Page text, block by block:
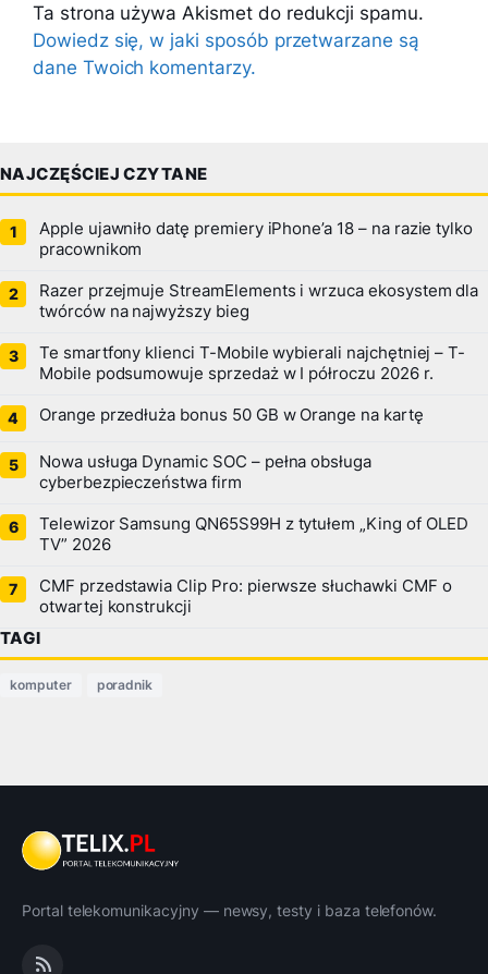
Ta strona używa Akismet do redukcji spamu.
Dowiedz się, w jaki sposób przetwarzane są
dane Twoich komentarzy.
NAJCZĘŚCIEJ CZYTANE
Apple ujawniło datę premiery iPhone’a 18 – na razie tylko
pracownikom
Razer przejmuje StreamElements i wrzuca ekosystem dla
twórców na najwyższy bieg
Te smartfony klienci T-Mobile wybierali najchętniej – T-
Mobile podsumowuje sprzedaż w I półroczu 2026 r.
Orange przedłuża bonus 50 GB w Orange na kartę
Nowa usługa Dynamic SOC – pełna obsługa
cyberbezpieczeństwa firm
Telewizor Samsung QN65S99H z tytułem „King of OLED
TV” 2026
CMF przedstawia Clip Pro: pierwsze słuchawki CMF o
otwartej konstrukcji
TAGI
komputer poradnik
Portal telekomunikacyjny — newsy, testy i baza telefonów.